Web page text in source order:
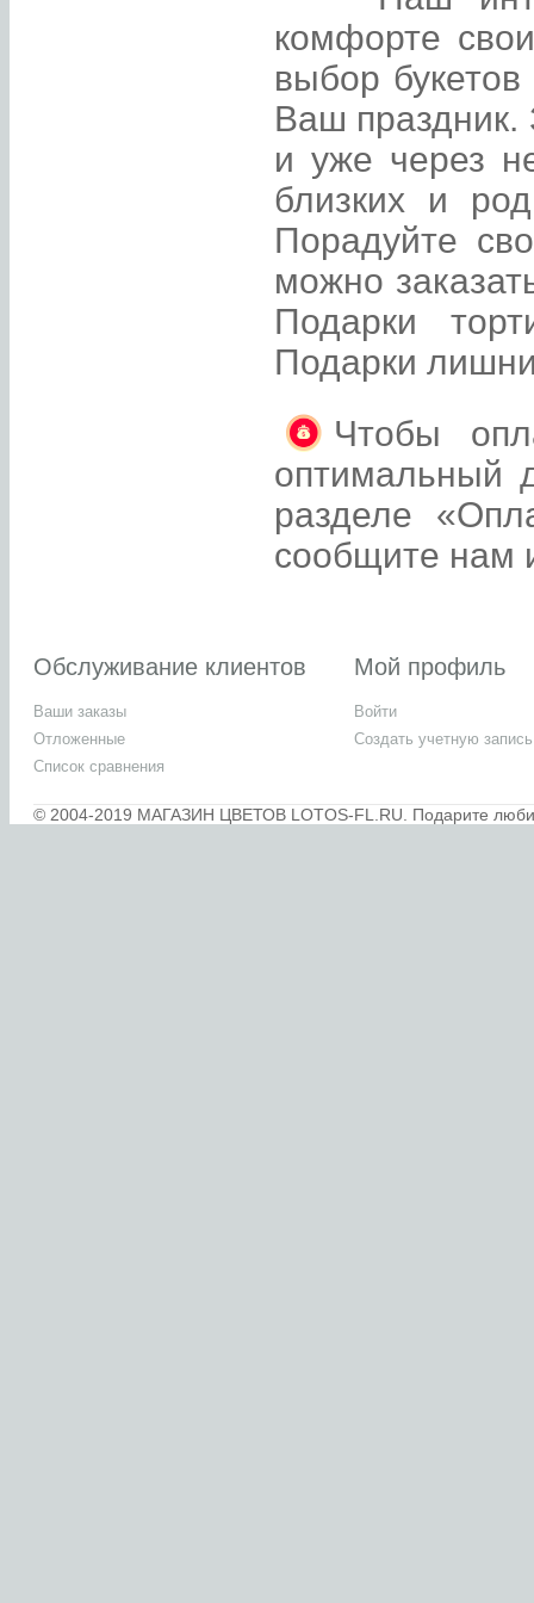
комфорте
выбор
Ваш праздник.
и уже через
близких и
Порадуйте
можно
Подарки
Подарки
Чтобы
оптимальный
разделе
сообщите нам
Обслуживание клиентов
Ваши заказы
Отложенные
Список сравнения
Мой профиль
Войти
Создать учетную запись
© 2004-2019 МАГАЗИН ЦВЕТОВ LOTOS-FL.RU. Подарите